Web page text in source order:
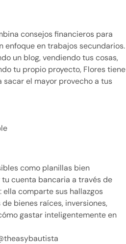
consejos financieros para
enfoque en trabajos secundarios.
un blog, vendiendo tus cosas,
tu propio proyecto, Flores tiene
el mayor provecho a tus
como planillas bien
cuenta bancaria a través de
comparte sus hallazgos
bienes raíces, inversiones,
gastar inteligentemente en